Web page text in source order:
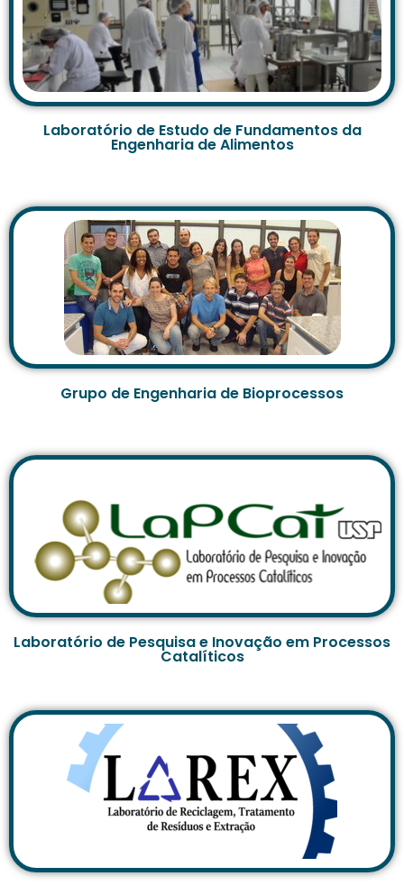
Laboratório de Estudo de Fundamentos da
Engenharia de Alimentos
Grupo de Engenharia de Bioprocessos
Laboratório de Pesquisa e Inovação em Processos
Catalíticos